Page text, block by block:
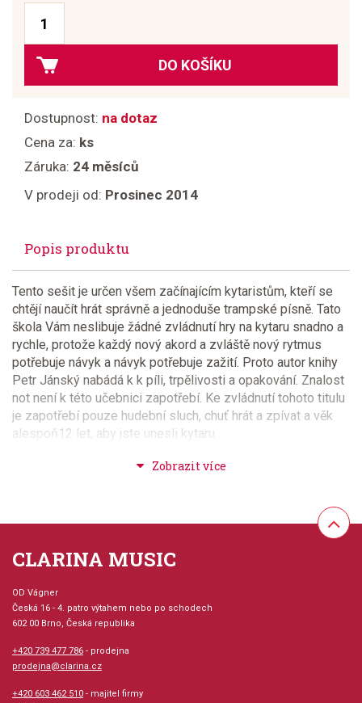
DO KOŠÍKU
Dostupnost: na dotaz
Cena za: ks
Záruka: 24 měsíců
V prodeji od: Prosinec 2014
Popis produktu
Tento sešit je určen všem začínajícím kytaristům, kteří se
chtějí naučít hrát správně a jednoduše trampské písně. Tato
škola Vám neslibuje žádné zvládnutí hry na kytaru snadno a
rychle, protože každý nový akord a zvláště nový rytmus
potřebuje návyk a návyk potřebuje zažití. Proto autor knihy
Petr Jánský nabádá k k píli, trpělivosti a opakování. Znalost
not není k této učebnici zapotřebí. Ke zvládnutí tohoto titulu
je zapotřebí pouze hudební sluch, chuť hrát a zpívat a věk
alespoň12 let, aby jste unesli kytaru.
Hudební styl: výukové + instruktážní tituly a školy,
děti, žáky a studenty
Počet stran: 60
CLARINA MUSIC
OD Vágner
Česká 16 - 4. patro výtahem nebo po schodech
602 00 Brno, Česká republika
+420 739 477 786 - prodejna
prodejna@clarina.cz
+420 603 462 510 - majitel firmy